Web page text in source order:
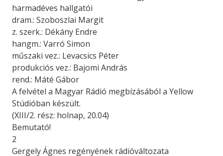
harmadéves hallgatói
dram.: Szoboszlai Margit
z. szerk.: Dékány Endre
hangm.: Varró Simon
műszaki vez.: Levacsics Péter
produkciós vez.: Bajomi András
rend.: Máté Gábor
A felvétel a Magyar Rádió megbízásából a Yellow
Stúdióban készült.
(XIII/2. rész: holnap, 20.04)
Bemutató!
2
Gergely Ágnes regényének rádióváltozata